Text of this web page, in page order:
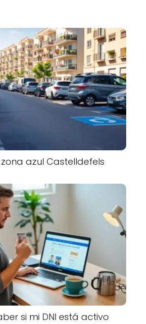
azul Castelldefels
si mi DNI está activo